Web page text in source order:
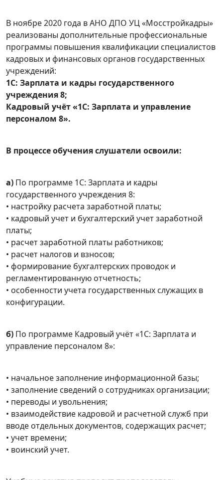
В ноябре 2020 года в АНО ДПО УЦ «Мосстройкадры»
реализованы дополнительные профессиональные
программы повышения квалификации специалистов
кадровых и финансовых органов государственных
учреждений:
1С: Зарплата и кадры государственного
учреждения 8;
Кадровый учёт «1С: Зарплата и управление
персоналом 8».
В процессе обучения слушатели освоили:
а) По программе 1С: Зарплата и кадры
государственного учреждения 8:
• настройку расчета заработной платы;
• кадровый учет и бухгалтерский учет заработной
платы;
• расчет заработной платы работников;
• расчет налогов и взносов;
• формирование бухгалтерских проводок и
регламентированную отчетность;
• особенности учета государственных служащих в
конфигурации.
б) По программе Кадровый учёт «1С: Зарплата и
управление персоналом 8»:
• начальное заполнение информационной базы;
• заполнение сведений о сотрудниках организации;
• переводы и увольнения;
• взаимодействие кадровой и расчетной служб при
вводе отдельных документов, содержащих расчет;
• учет времени;
• воинский учет.